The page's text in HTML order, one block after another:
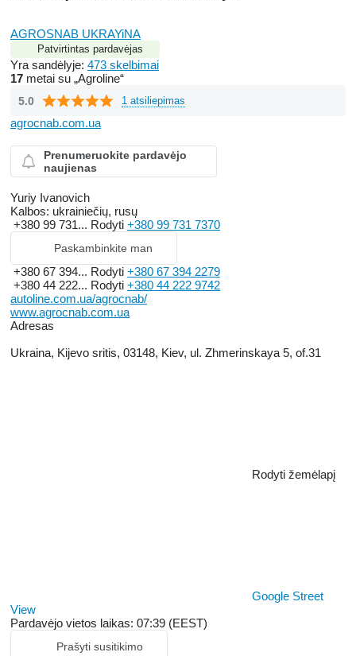
AGROSNAB UKRAYiNA
Patvirtintas pardavėjas
Yra sandėlyje: 473 skelbimai
17 metai su „Agroline“
5.0 1 atsiliepimas
agrocnab.com.ua
Prenumeruokite pardavėjo
naujienas
Yuriy Ivanovich
Kalbos: ukrainiečių, rusų
+380 99 731... Rodyti +380 99 731 7370
Paskambinkite man
+380 67 394... Rodyti +380 67 394 2279
+380 44 222... Rodyti +380 44 222 9742
autoline.com.ua/agrocnab/
www.agrocnab.com.ua
Adresas
Ukraina, Kijevo sritis, 03148, Kiev, ul. Zhmerinskaya 5, of.31
Rodyti žemėlapį
Google Street
View
Pardavėjo vietos laikas: 07:39 (EEST)
Prašyti susitikimo